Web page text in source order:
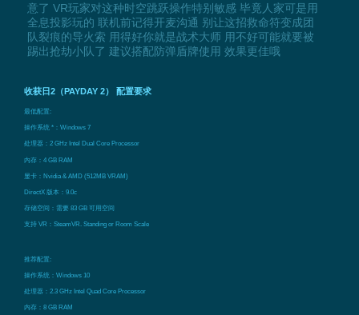
意了 VR玩家对这种时空跳跃操作特别敏感 毕竟人家可是用
全息投影玩的 联机前记得开麦沟通 别让这招救命符变成团
队裂痕的导火索 用得好你就是战术大师 用不好可能就要被
踢出抢劫小队了 建议搭配防弹盾牌使用 效果更佳哦
收获日2（PAYDAY 2） 配置要求
最低配置:
操作系统 *：Windows 7
处理器：2 GHz Intel Dual Core Processor
内存：4 GB RAM
显卡：Nvidia & AMD (512MB VRAM)
DirectX 版本：9.0c
存储空间：需要 83 GB 可用空间
支持 VR：SteamVR. Standing or Room Scale
推荐配置:
操作系统：Windows 10
处理器：2.3 GHz Intel Quad Core Processor
内存：8 GB RAM